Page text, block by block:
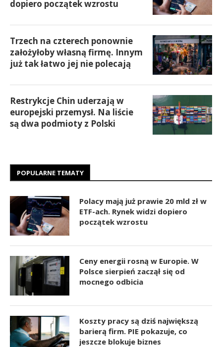
dopiero początek wzrostu
Trzech na czterech ponownie
założyłoby własną firmę. Innym
już tak łatwo jej nie polecają
Restrykcje Chin uderzają w
europejski przemysł. Na liście
są dwa podmioty z Polski
POPULARNE TEMATY
Polacy mają już prawie 20 mld zł w
ETF-ach. Rynek widzi dopiero
początek wzrostu
Ceny energii rosną w Europie. W
Polsce sierpień zaczął się od
mocnego odbicia
Koszty pracy są dziś największą
barierą firm. PIE pokazuje, co
jeszcze blokuje biznes